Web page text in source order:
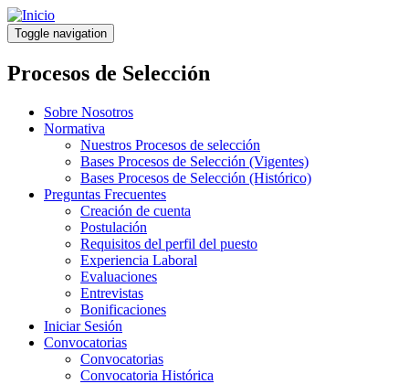
Pasar
al
contenido
principal
Toggle navigation
Procesos de Selección
Sobre Nosotros
Normativa
Nuestros Procesos de selección
Bases Procesos de Selección (Vigentes)
Bases Procesos de Selección (Histórico)
Preguntas Frecuentes
Creación de cuenta
Postulación
Requisitos del perfil del puesto
Experiencia Laboral
Evaluaciones
Entrevistas
Bonificaciones
Iniciar Sesión
Convocatorias
Convocatorias
Convocatoria Histórica